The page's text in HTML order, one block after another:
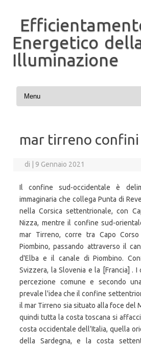
Energetico
Illuminazione
Vai al contenuto
mar tirreno confini
di 9 Gennaio 2021
Il confine sud-occidentale è
immaginaria che collega Punta di
nella Corsica settentrionale, con
Nizza, mentre il confine sud-
mar Tirreno, corre tra Capo
Piombino, passando attraverso il
d'Elba e il canale di Piombino.
Svizzera, la Slovenia e la [Francia] .
percezione comune e secondo
prevale l'idea che il confine
il mar Tirreno sia situato alla foce del
quindi tutta la costa toscana si
costa occidentale dell’Italia, quella
della Sardegna, e la costa